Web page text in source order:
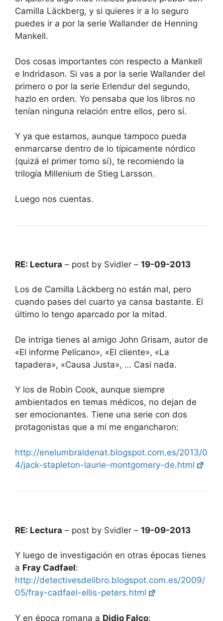
Camilla Läckberg, y si quieres ir a lo seguro
puedes ir a por la serie Wallander de Henning
Mankell.
Dos cosas importantes con respecto a Mankell
e Indridason. Si vas a por la serie Wallander del
primero o por la serie Erlendur del segundo,
hazlo en orden. Yo pensaba que los libros no
tenían ninguna relación entre ellos, pero sí.
Y ya que estamos, aunque tampoco pueda
enmarcarse dentro de lo típicamente nórdico
(quizá el primer tomo sí), te recomiendo la
trilogía Millenium de Stieg Larsson.
Luego nos cuentas.
RE: Lectura – post by Svidler – 19-09-2013
Los de Camilla Läckberg no están mal, pero
cuando pases del cuarto ya cansa bastante. El
último lo tengo aparcado por la mitad.
De intriga tienes al amigo John Grisam, autor de
«El informe Pelícano», «El cliente», «La
tapadera», «Causa Justa», … Casi nada.
Y los de Robin Cook, aunque siempre
ambientados en temas médicos, no dejan de
ser emocionantes. Tiene una serie con dos
protagonistas que a mi me engancharon:
http://enelumbraldenat.blogspot.com.es/2013/0
4/jack-stapleton-laurie-montgomery-de.html
RE: Lectura – post by Svidler – 19-09-2013
Y luego de investigación en otras épocas tienes
a Fray Cadfael:
http://detectivesdelibro.blogspot.com.es/2009/
05/fray-cadfael-ellis-peters.html
Y en época romana a Didio Falco: